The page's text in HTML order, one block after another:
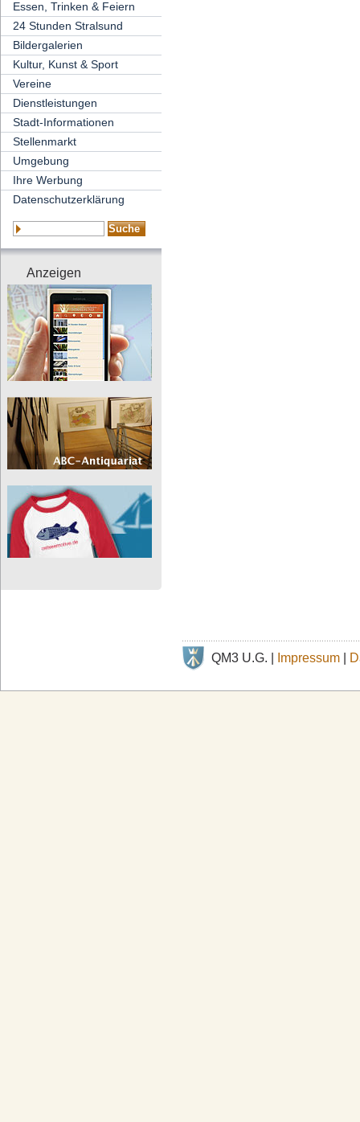
Essen, Trinken & Feiern
24 Stunden Stralsund
Bildergalerien
Kultur, Kunst & Sport
Vereine
Dienstleistungen
Stadt-Informationen
Stellenmarkt
Umgebung
Ihre Werbung
Datenschutzerklärung
Anzeigen
QM3 U.G. | Impressum